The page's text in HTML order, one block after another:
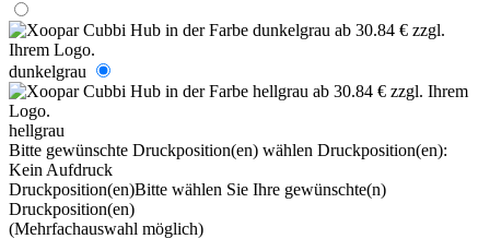
dunkelgrau
hellgrau
Bitte gewünschte Druckposition(en) wählen Druckposition(en):
Kein Aufdruck
Druckposition(en)Bitte wählen Sie Ihre gewünschte(n)
Druckposition(en)
(Mehrfachauswahl möglich)